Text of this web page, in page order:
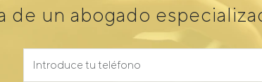
de un abogado